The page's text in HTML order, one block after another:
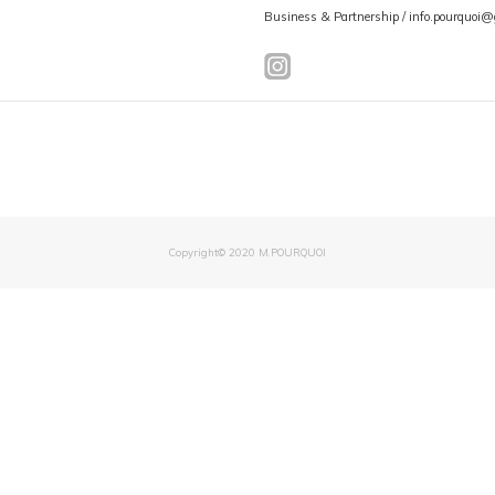
Business & Partnership /
Copyright© 2020 M.POURQUOI